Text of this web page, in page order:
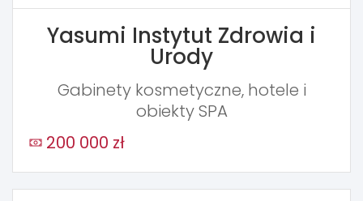
Yasumi Instytut Zdrowia i
Urody
Gabinety kosmetyczne, hotele i
obiekty SPA
200 000 zł